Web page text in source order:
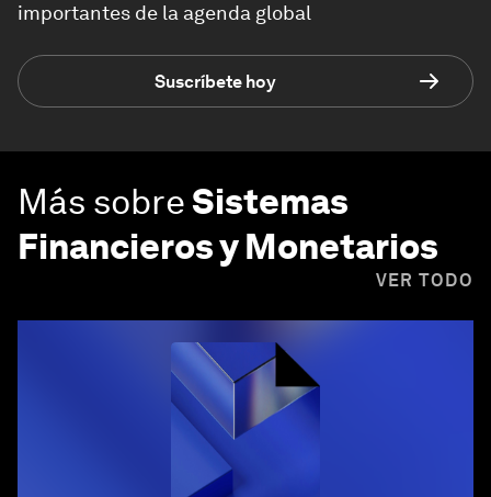
importantes de la agenda global
Suscríbete hoy
Más sobreSistemas
Financieros y Monetarios
VER TODO